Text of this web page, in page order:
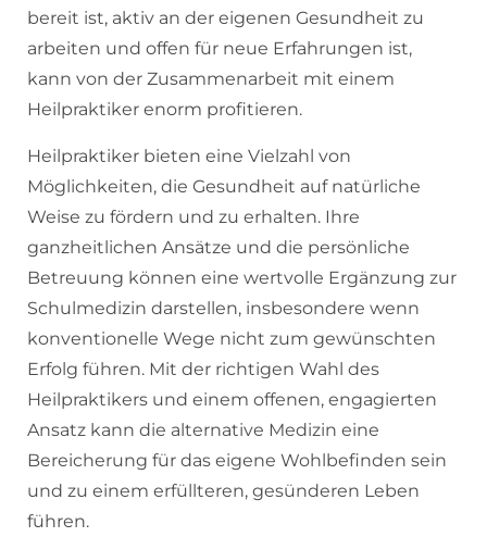
bereit ist, aktiv an der eigenen Gesundheit zu
arbeiten und offen für neue Erfahrungen ist,
kann von der Zusammenarbeit mit einem
Heilpraktiker enorm profitieren.
Heilpraktiker bieten eine Vielzahl von
Möglichkeiten, die Gesundheit auf natürliche
Weise zu fördern und zu erhalten. Ihre
ganzheitlichen Ansätze und die persönliche
Betreuung können eine wertvolle Ergänzung zur
Schulmedizin darstellen, insbesondere wenn
konventionelle Wege nicht zum gewünschten
Erfolg führen. Mit der richtigen Wahl des
Heilpraktikers und einem offenen, engagierten
Ansatz kann die alternative Medizin eine
Bereicherung für das eigene Wohlbefinden sein
und zu einem erfüllteren, gesünderen Leben
führen.